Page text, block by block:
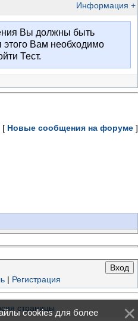
Информация +
Вы должны быть
Вам необходимо
Тест.
[ Новые сообщения на форуме ]
| Регистрация
страницы
cookies для более